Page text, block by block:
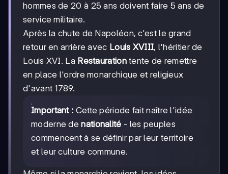
hommes de 20 à 25 ans doivent faire 5 ans de
service militaire.
Après la chute de Napoléon, c'est le grand
retour en arrière avec Louis XVIII, l'héritier de
Louis XVI. La Restaurationtente de remettre
en place l'ordre monarchique et religieux
d'avant 1789.
Important : Cette période fait naître l'idée
moderne denationalité - les peuples
commencent à se définir par leur territoire
et leur culture commune.